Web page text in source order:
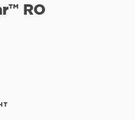
RO